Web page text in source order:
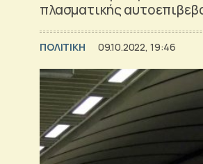
πλασματικής
ΠΟΛΙΤΙΚΗ 09.10.2022, 19:46